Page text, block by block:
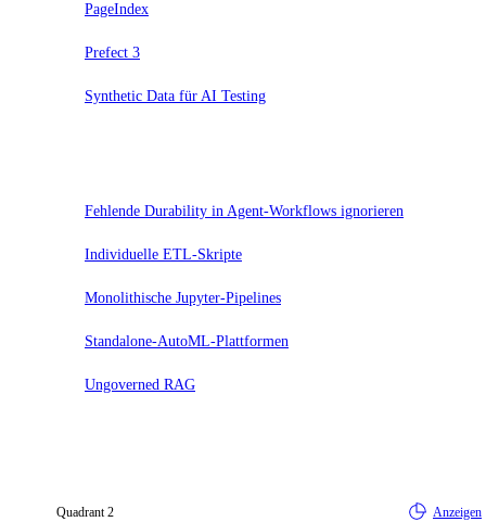
PageIndex
Prefect 3
Synthetic Data für AI Testing
Fehlende Durability in Agent-Workflows ignorieren
Individuelle ETL-Skripte
Monolithische Jupyter-Pipelines
Standalone-AutoML-Plattformen
Ungoverned RAG
Quadrant 2 Anzeigen